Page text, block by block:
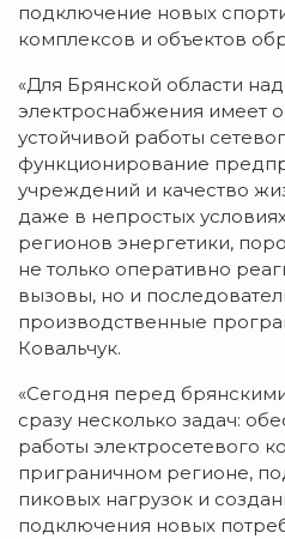
подключение новых
комплексов и объектов
«Для Брянской области
электроснабжения имеет
устойчивой работы
функционирование
учреждений и качество
даже в непростых
регионов энергетики,
не только оперативно
вызовы, но и
производственные
Ковальчук.
«Сегодня перед
сразу несколько задач:
работы электросетевого
приграничном регионе,
пиковых нагрузок и
подключения новых